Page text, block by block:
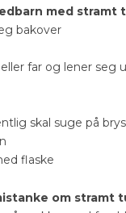
med stramt
bakover
far og lener seg
skal suge på
flaske
om stramt